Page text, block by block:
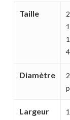
Taille
Diamètre
Largeur